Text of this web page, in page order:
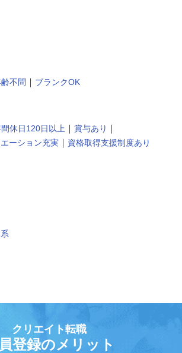
不問 ｜ ブランクOK
休日120日以上 ｜ 賞与あり ｜
ーション充実 ｜ 資格取得支援制度あり
クリエイト転職
登録のメリット